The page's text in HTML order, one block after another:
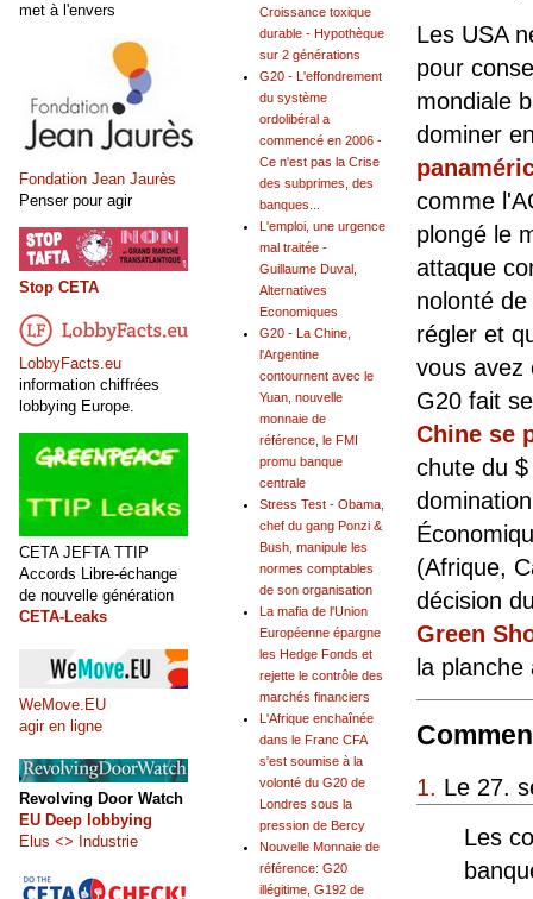
Les USA
pour
mondiale
dominer
comme
plongé le
attaque
nolonté
régler et
vous avez
G20 fait
Chine se
chute du
(Afrique,
décision
Green
la planche
1. Le 27.
Les
Croissance toxique
durable - Hypothèque
sur 2 générations
G20 - L'effondrement
du système
ordolibéral a
commencé en 2006 -
Ce n'est pas la Crise
des subprimes, des
banques...
L'emploi, une urgence
mal traitée -
Guillaume Duval,
Alternatives
Economiques
G20 - La Chine,
l'Argentine
contournent avec le
Yuan, nouvelle
monnaie de
référence, le FMI
promu banque
centrale
Stress Test - Obama,
chef du gang Ponzi &
Bush, manipule les
normes comptables
de son organisation
La mafia de l'Union
Européenne épargne
les Hedge Fonds et
rejette le contrôle des
marchés financiers
L'Afrique enchaînée
dans le Franc CFA
s'est soumise à la
volonté du G20 de
Londres sous la
pression de Bercy
Nouvelle Monnaie de
référence: G20
illégitime, G192 de
met à l'envers
Fondation Jean Jaurès
Penser pour agir
Stop CETA
LobbyFacts.eu
information chiffrées
lobbying Europe.
CETA JEFTA TTIP
Accords Libre-échange
de nouvelle génération
CETA-Leaks
WeMove.EU
agir en ligne
Revolving Door Watch
EU Deep lobbying
Elus <> Industrie